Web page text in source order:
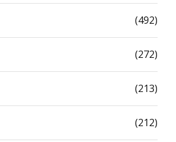
(492)
(272)
(213)
(212)